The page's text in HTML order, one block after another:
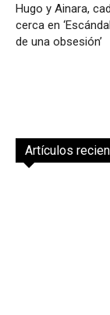
Hugo y Ainara,
cerca en
de una obsesión’
Artículos